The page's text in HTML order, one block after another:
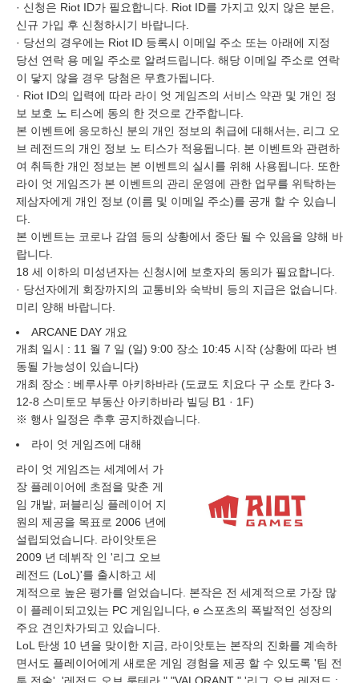
· 신청은 Riot ID가 필요합니다. Riot ID를 가지고 있지 않은 분은,
신규 가입 후 신청하시기 바랍니다.
· 당선의 경우에는 Riot ID 등록시 이메일 주소 또는 아래에 지정
당선 연락 용 메일 주소로 알려드립니다. 해당 이메일 주소로 연락
이 닿지 않을 경우 당첨은 무효가됩니다.
· Riot ID의 입력에 따라 라이 엇 게임즈의 서비스 약관 및 개인 정
보 보호 노 티스에 동의 한 것으로 간주합니다.
본 이벤트에 응모하신 분의 개인 정보의 취급에 대해서는, 리그 오
브 레전드의 개인 정보 노 티스가 적용됩니다. 본 이벤트와 관련하
여 취득한 개인 정보는 본 이벤트의 실시를 위해 사용됩니다. 또한
라이 엇 게임즈가 본 이벤트의 관리 운영에 관한 업무를 위탁하는
제삼자에게 개인 정보 (이름 및 이메일 주소)를 공개 할 수 있습니
다.
본 이벤트는 코로나 감염 등의 상황에서 중단 될 수 있음을 양해 바
랍니다.
18 세 이하의 미성년자는 신청시에 보호자의 동의가 필요합니다.
· 당선자에게 회장까지의 교통비와 숙박비 등의 지급은 없습니다.
미리 양해 바랍니다.
ARCANE DAY 개요
개최 일시 : 11 월 7 일 (일) 9:00 장소 10:45 시작 (상황에 따라 변
동될 가능성이 있습니다)
개최 장소 : 베루사루 아키하바라 (도쿄도 치요다 구 소토 칸다 3-
12-8 스미토모 부동산 아키하바라 빌딩 B1 · 1F)
※ 행사 일정은 추후 공지하겠습니다.
라이 엇 게임즈에 대해
라이 엇 게임즈는 세계에서 가
장 플레이어에 초점을 맞춘 게
임 개발, 퍼블리싱 플레이어 지
원의 제공을 목표로 2006 년에
설립되었습니다. 라이앗토은
2009 년 데뷔작 인 '리그 오브
레전드 (LoL)'를 출시하고 세
계적으로 높은 평가를 얻었습니다. 본작은 전 세계적으로 가장 많
이 플레이되고있는 PC 게임입니다, e 스포츠의 폭발적인 성장의
주요 견인차가되고 있습니다.
LoL 탄생 10 년을 맞이한 지금, 라이앗토는 본작의 진화를 계속하
면서도 플레이어에게 새로운 게임 경험을 제공 할 수 있도록 '팀 전